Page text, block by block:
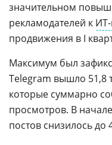
значительном
рекламодателей к
продвижения в I
Максимум был
Telegram вышло 51,8
которые суммарно
просмотров. В
постов снизилось до